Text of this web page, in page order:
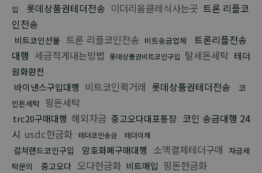
입
롯데상품권테더전송 이더리움클레식사는곳 트론 리플코
인전송
비트코인선물 트론 리플코인전송 비트송금업체
트론리플전송
대행 세금적게내는방법 롯데상품권비트코인구입 탈세돈세탁 테더
원화환전
바이낸스구입대행 비트코인퀵거래 롯데상품권테더전송
코
인돈세탁 핑돈세탁
trc20구매대행 해외자금 중고오다대포통장 코인 송금대행 24
시 usdc현금화 테더코인송금 테더이체
컬쳐랜드코인구입 암호화폐구매대행 소액결제테더구매
자금세
탁문의
중고오다 오다현금화 비트매입 핑돈현금화